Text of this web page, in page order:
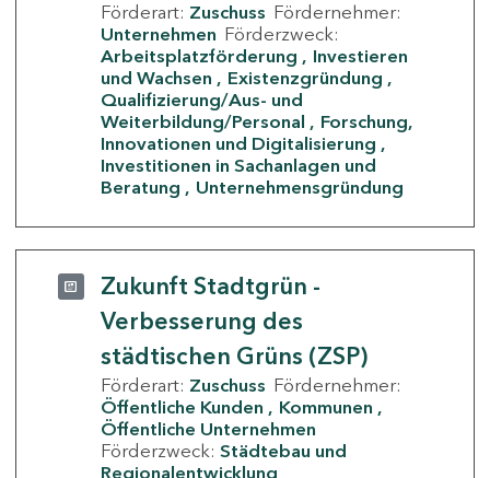
Förderart: Zuschuss Fördernehmer:
Unternehmen Förderzweck:
Arbeitsplatzförderung
Investieren
und Wachsen
Existenzgründung
Qualifizierung/Aus- und
Weiterbildung/Personal
Forschung,
Innovationen und Digitalisierung
Investitionen in Sachanlagen und
Beratung
Unternehmensgründung
Zukunft Stadtgrün -
Verbesserung des
städtischen Grüns (ZSP)
Förderart: Zuschuss Fördernehmer:
Öffentliche Kunden
Kommunen
Öffentliche Unternehmen
Förderzweck: Städtebau und
Regionalentwicklung